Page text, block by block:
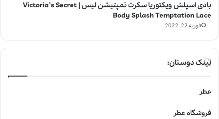
بادی اسپلش ویکتوریا سکرت تمپتیشن لیس | Victoria’s Secret
Body Splash Temptation Lace
فوریه 22, 2022
لینک دوستان:
عطر
فروشگاه عطر